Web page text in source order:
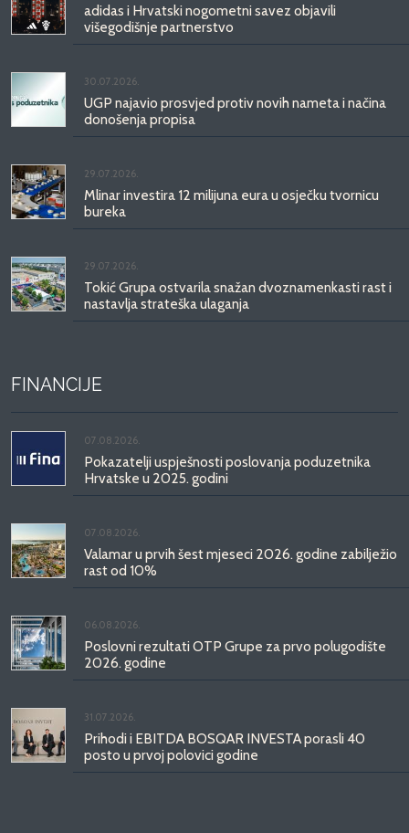
adidas i Hrvatski nogometni savez objavili
višegodišnje partnerstvo
30.07.2026.
UGP najavio prosvjed protiv novih nameta i načina
donošenja propisa
29.07.2026.
Mlinar investira 12 milijuna eura u osječku tvornicu
bureka
29.07.2026.
Tokić Grupa ostvarila snažan dvoznamenkasti rast i
nastavlja strateška ulaganja
FINANCIJE
07.08.2026.
Pokazatelji uspješnosti poslovanja poduzetnika
Hrvatske u 2025. godini
07.08.2026.
Valamar u prvih šest mjeseci 2026. godine zabilježio
rast od 10%
06.08.2026.
Poslovni rezultati OTP Grupe za prvo polugodište
2026. godine
31.07.2026.
Prihodi i EBITDA BOSQAR INVESTA porasli 40
posto u prvoj polovici godine